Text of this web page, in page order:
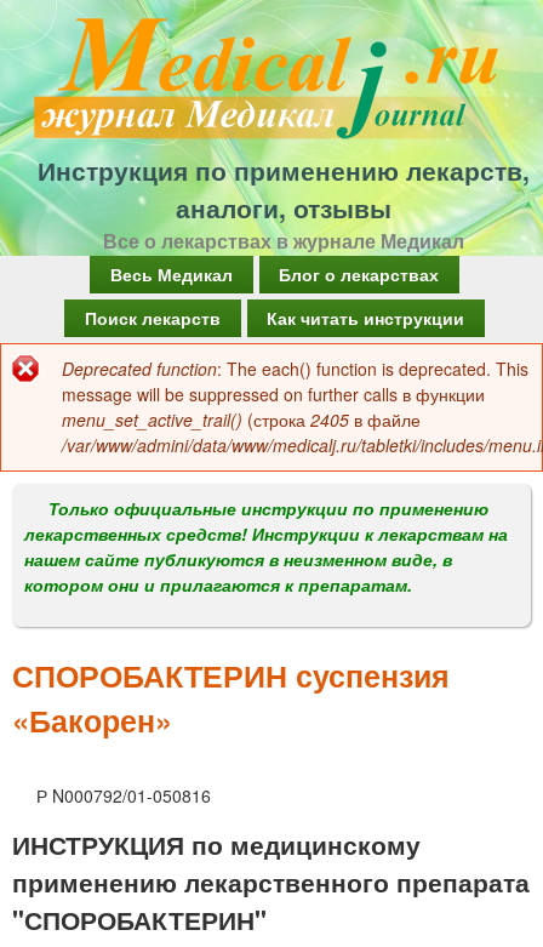
Перейти
к
основному
содержанию
Инструкция по применению лекарств,
аналоги, отзывы
Все о лекарствах в журнале Медикал
а
в
о
м
е
н
Весь Медикал
Блог о лекарствах
Поиск лекарств
Как читать инструкции
Сообщение
об
ошибке
Deprecated function: The each() function is deprecated. This
message will be suppressed on further calls в функции
menu_set_active_trail() (строка 2405 в файле
/var/www/admini/data/www/medicalj.ru/tabletki/includes/
Только официальные инструкции по применению
лекарственных средств! Инструкции к лекарствам на
нашем сайте публикуются в неизменном виде, в
котором они и прилагаются к препаратам.
СПОРОБАКТЕРИН суспензия
«Бакорен»
Р N000792/01-050816
ИНСТРУКЦИЯ по медицинскому
применению лекарственного препарата
"СПОРОБАКТЕРИН"